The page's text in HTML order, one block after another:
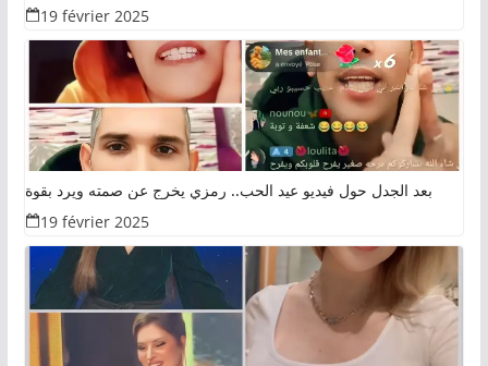
19 février 2025
بعد الجدل حول فيديو عيد الحب.. رمزي يخرج عن صمته ويرد بقوة
19 février 2025